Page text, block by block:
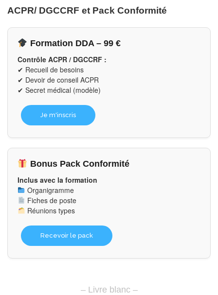
ACPR/ DGCCRF et Pack Conformité
Formation DDA – 99 €
Contrôle ACPR / DGCCRF :
✔ Recueil de besoins
✔ Devoir de conseil ACPR
✔ Secret médical (modèle)
Je m'inscris
Bonus Pack Conformité
Inclus avec la formation
Organigramme
Fiches de poste
Réunions types
Recevoir le pack
– Livre blanc –